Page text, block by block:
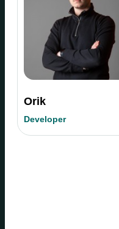
Orik
Developer